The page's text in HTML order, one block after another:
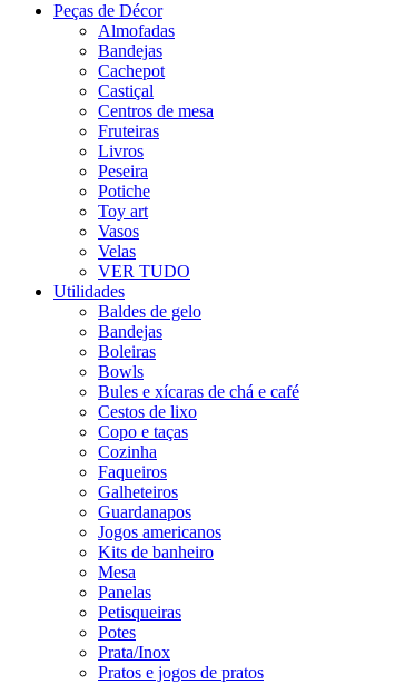
Peças de Décor
Almofadas
Bandejas
Cachepot
Castiçal
Centros de mesa
Fruteiras
Livros
Peseira
Potiche
Toy art
Vasos
Velas
VER TUDO
Utilidades
Baldes de gelo
Bandejas
Boleiras
Bowls
Bules e xícaras de chá e café
Cestos de lixo
Copo e taças
Cozinha
Faqueiros
Galheteiros
Guardanapos
Jogos americanos
Kits de banheiro
Mesa
Panelas
Petisqueiras
Potes
Prata/Inox
Pratos e jogos de pratos